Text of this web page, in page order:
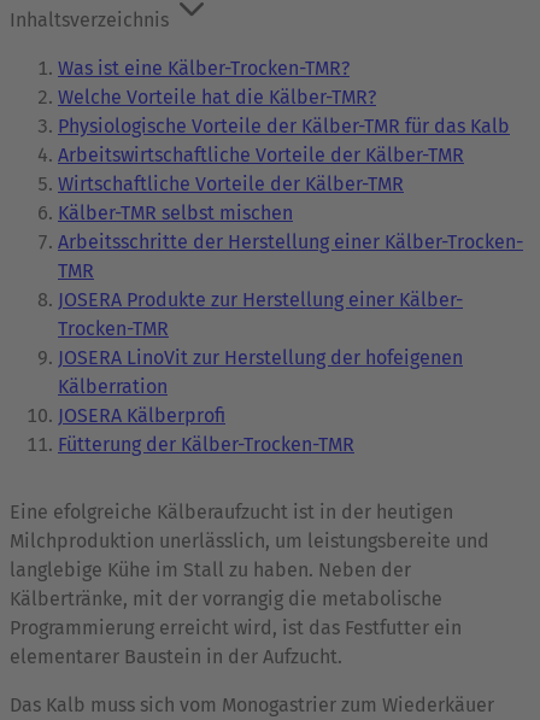
Inhaltsverzeichnis
Was ist eine Kälber-Trocken-TMR?
Welche Vorteile hat die Kälber-TMR?
Physiologische Vorteile der Kälber-TMR für das Kalb
Arbeitswirtschaftliche Vorteile der Kälber-TMR
Wirtschaftliche Vorteile der Kälber-TMR
Kälber-TMR selbst mischen
Arbeitsschritte der Herstellung einer Kälber-Trocken-
TMR
JOSERA Produkte zur Herstellung einer Kälber-
Trocken-TMR
JOSERA LinoVit zur Herstellung der hofeigenen
Kälberration
JOSERA Kälberprofi
Fütterung der Kälber-Trocken-TMR
Eine efolgreiche Kälberaufzucht ist in der heutigen
Milchproduktion unerlässlich, um leistungsbereite und
langlebige Kühe im Stall zu haben. Neben der
Kälbertränke, mit der vorrangig die metabolische
Programmierung erreicht wird, ist das Festfutter ein
elementarer Baustein in der Aufzucht.
Das Kalb muss sich vom Monogastrier zum Wiederkäuer